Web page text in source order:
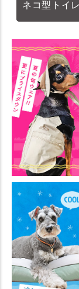
ネコ型トイ